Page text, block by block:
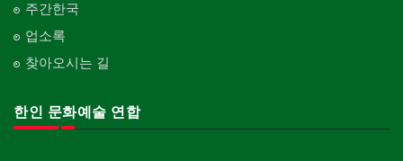
주간한국
업소록
찾아오시는 길
한인 문화예술 연합